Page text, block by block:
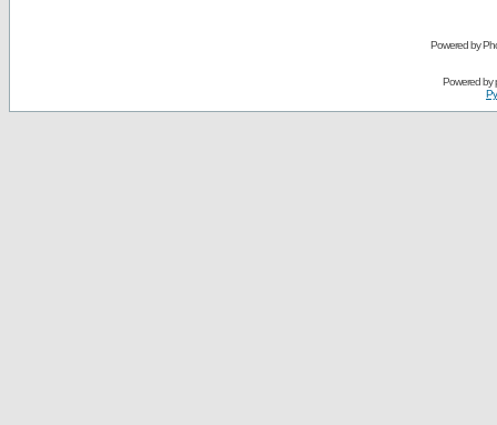
Powered by
Powered by